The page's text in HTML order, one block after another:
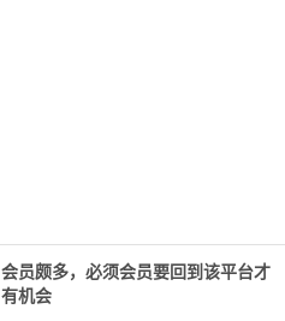
会员颇多，必须会员要回到该平台才
有机会